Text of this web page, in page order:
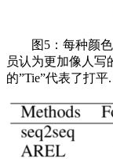
图5：每种颜色
员认为更加像人写
的”Tie”代表了打平.